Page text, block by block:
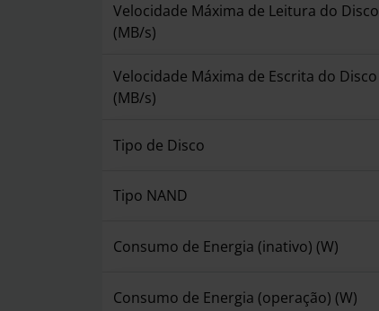
Velocidade Máxima de Leitura do Disco
(MB/s)
Velocidade Máxima de Escrita do Disco
(MB/s)
Tipo de Disco
Tipo NAND
Consumo de Energia (inativo) (W)
Consumo de Energia (operação) (W)